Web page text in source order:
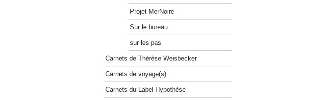
Projet MerNoire
Sur le bureau
sur les pas
Carnets de Thérèse Weisbecker
Carnets de voyage(s)
Carnets du Label Hypothèse